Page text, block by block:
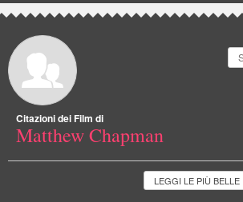
»Matthew Chapman
Citazioni dei Film di
Matthew Chapman
LEGGI LE PIÙ BELLE